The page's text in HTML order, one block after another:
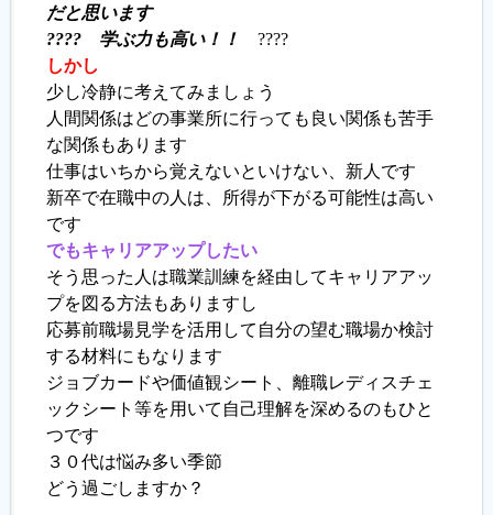
だと思います
???? 学ぶ力も高い！！
????
しかし
少し冷静に考えてみましょう
人間関係はどの事業所に行っても良い関係も苦手
な関係もあります
仕事はいちから覚えないといけない、新人です
新卒で在職中の人は、所得が下がる可能性は高い
です
でもキャリアアップしたい
そう思った人は職業訓練を経由してキャリアアッ
プを図る方法もありますし
応募前職場見学を活用して自分の望む職場か検討
する材料にもなります
ジョブカードや価値観シート、離職レディスチェ
ックシート等を用いて自己理解を深めるのもひと
つです
３０代は悩み多い季節
どう過ごしますか？